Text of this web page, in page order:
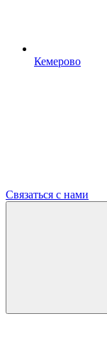
Кемерово
Связаться с нами